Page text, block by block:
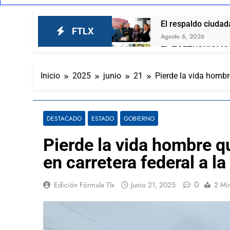
FTLX
El respaldo
Agosto 6, 2026
EL
“Mira este se ve
Lorena Cuéllar
Agosto 6, 2026
César Gastélum
Agosto 6, 2026
Agosto 6, 2026
Aprueban
Inicio 2025 junio 21 Pierde la vida
DESTACADO ESTADO GOBIERNO
Pierde la vida hombre
en carretera federal a
Edición Fórmula Tlx Junio 21, 2025 0 2